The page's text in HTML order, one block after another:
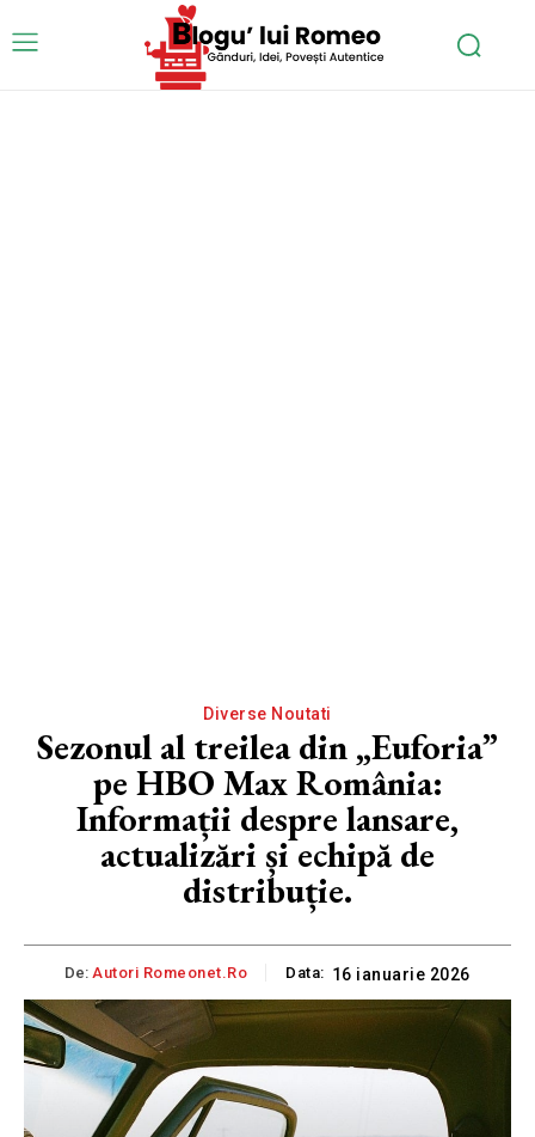
Diverse Noutati
Sezonul al treilea din „Euforia”
pe HBO Max România:
Informații despre lansare,
actualizări și echipă de
distribuție.
De: Autori Romeonet.ro Data: 16 ianuarie 2026